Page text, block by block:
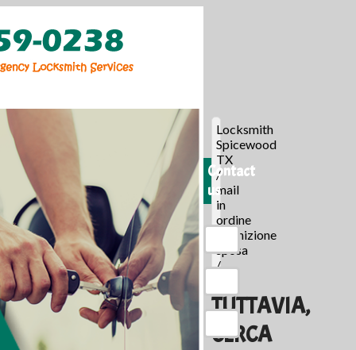
Locksmith
Spicewood
TX
/
mail
in
ordine
definizione
sposa
/
TUTTAVIA,
CERCA
Contact
us